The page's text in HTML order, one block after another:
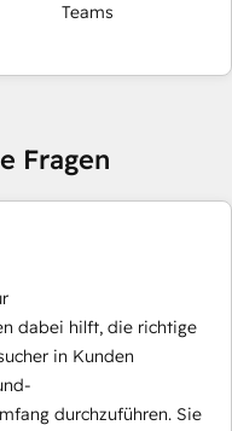
Teams
Fragen
dabei hilft, die richtige
in Kunden
durchzuführen. Sie